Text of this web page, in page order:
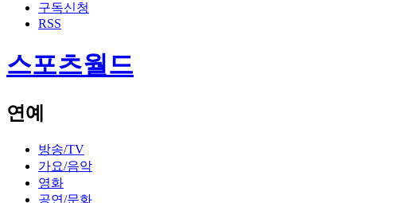
구독신청
RSS
스포츠월드
연예
방송/TV
가요/음악
영화
공연/문화